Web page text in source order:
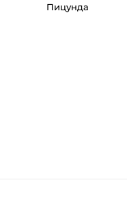
Пицунда